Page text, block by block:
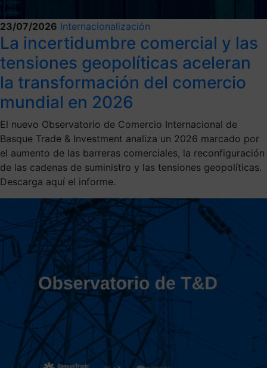
23/07/2026 Internacionalización
La incertidumbre comercial y las
tensiones geopolíticas aceleran
la transformación del comercio
mundial en 2026
El nuevo Observatorio de Comercio Internacional de
Basque Trade & Investment analiza un 2026 marcado por
el aumento de las barreras comerciales, la reconfiguración
de las cadenas de suministro y las tensiones geopolíticas.
Descarga aquí el informe.